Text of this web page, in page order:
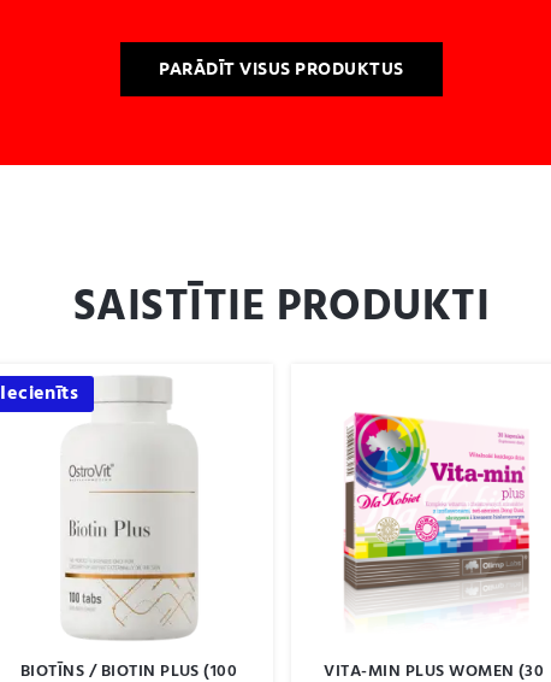
PARĀDĪT VISUS PRODUKTUS
SAISTĪTIE PRODUKTI
Iecienīts
BIOTĪNS / BIOTIN PLUS (100 VITA-MIN PLUS WOMEN (30